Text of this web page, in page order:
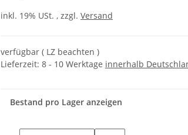
inkl. 19% USt. , zzgl. Versand
verfügbar ( LZ beachten )
Lieferzeit: 8 - 10 Werktage innerhalb
Bestand pro Lager anzeigen